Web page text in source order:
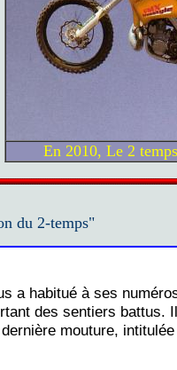
En 2010, Le 2
du 2-temps"
a habitué à ses
des sentiers battus.
mouture,